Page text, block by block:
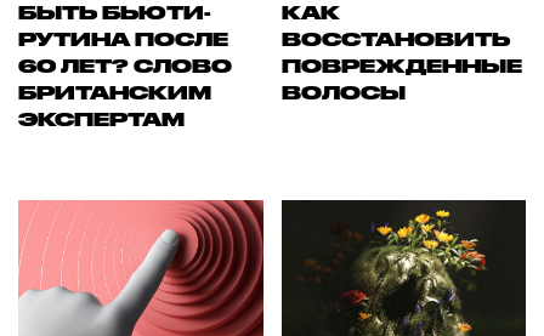
БЫТЬ БЬЮТИ-
РУТИНА ПОСЛЕ
60 ЛЕТ? СЛОВО
БРИТАНСКИМ
ЭКСПЕРТАМ
КАК
ВОССТАНОВИТЬ
ПОВРЕЖДЕННЫЕ
ВОЛОСЫ